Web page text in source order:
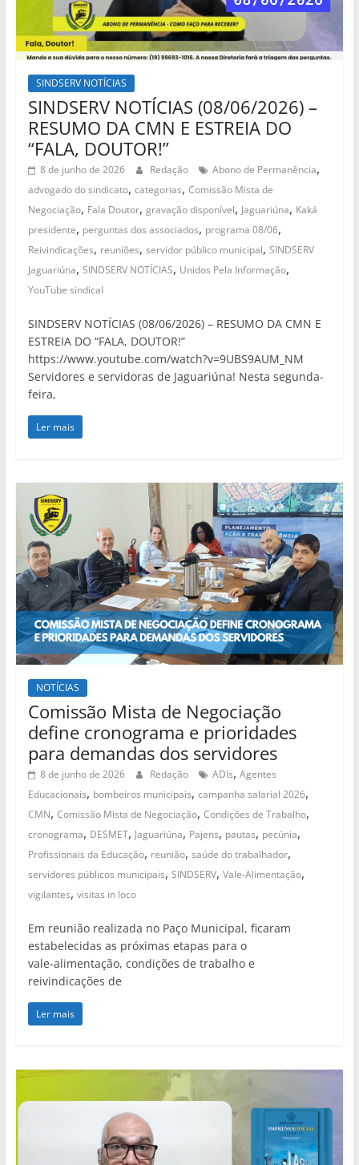
SINDSERV NOTÍCIAS
SINDSERV NOTÍCIAS (08/06/2026) –
RESUMO DA CMN E ESTREIA DO
“FALA, DOUTOR!”
8 de junho de 2026 Redação Abono de Permanência,
advogado do sindicato, categorias, Comissão Mista de
Negociação, Fala Doutor, gravação disponível, Jaguariúna, Kaká
presidente, perguntas dos associados, programa 08/06,
Reivindicações, reuniões, servidor público municipal, SINDSERV
Jaguariúna, SINDSERV NOTÍCIAS, Unidos Pela Informação,
YouTube sindical
SINDSERV NOTÍCIAS (08/06/2026) – RESUMO DA CMN E
ESTREIA DO “FALA, DOUTOR!”
https://www.youtube.com/watch?v=9UBS9AUM_NM
Servidores e servidoras de Jaguariúna! Nesta segunda-
feira,
Ler mais
NOTÍCIAS
Comissão Mista de Negociação
define cronograma e prioridades
para demandas dos servidores
8 de junho de 2026 Redação ADIs, Agentes
Educacionais, bombeiros municipais, campanha salarial 2026,
CMN, Comissão Mista de Negociação, Condições de Trabalho,
cronograma, DESMET, Jaguariúna, Pajens, pautas, pecúnia,
Profissionais da Educação, reunião, saúde do trabalhador,
servidores públicos municipais, SINDSERV, Vale-Alimentação,
vigilantes, visitas in loco
Em reunião realizada no Paço Municipal, ficaram
estabelecidas as próximas etapas para o
vale‑alimentação, condições de trabalho e
reivindicações de
Ler mais